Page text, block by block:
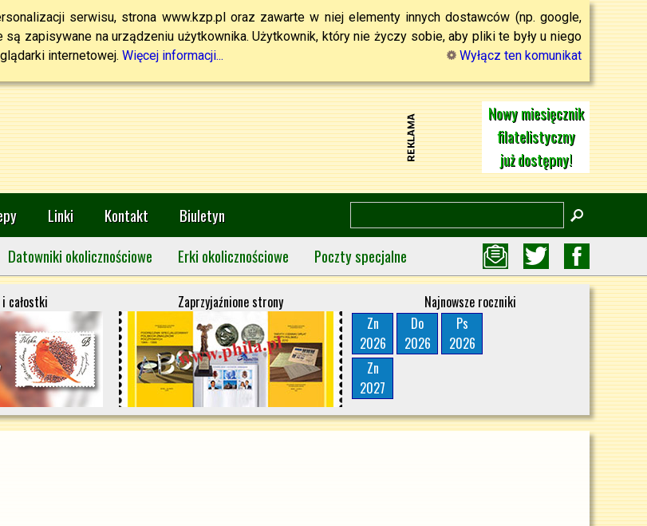
serwisu, strona www.kzp.pl oraz zawarte w niej elementy innych dostawców (np. google,
są zapisywane na urządzeniu użytkownika. Użytkownik, który nie życzy sobie, aby pliki te były u niego
internetowej. Więcej informacji... Wyłącz ten komunikat
Nowy miesięcznik
filatelistyczny
już dostępny!
Linki Kontakt
Biuletyn
Datowniki okolicznościowe Erki okolicznościowe Poczty specjalne
całostki Zaprzyjaźnione strony
Najnowsze roczniki
Zn
2026
Do
2026
Ps
2026
Zn
2027